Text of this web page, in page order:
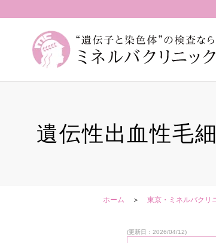
遺伝性出血性毛
ホーム 東京・ミネルバクリ
(更新日：2026/04/12)